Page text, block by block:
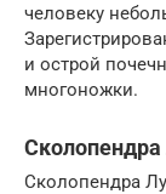
человеку
и острой
многоножки.
Сколопендра
Сколопендра